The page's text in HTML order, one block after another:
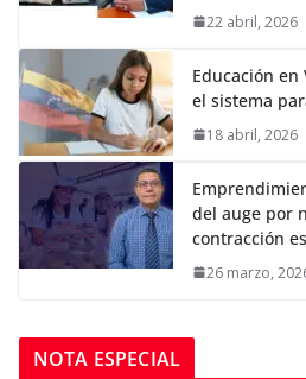
22 abril, 2026
Educación
el sistema
18 abril, 2026
del auge por
contracción
26 marzo,
NOTA ESPECIAL